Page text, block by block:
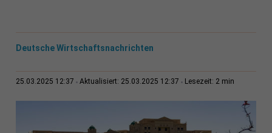
Deutsche Wirtschaftsnachrichten
25.03.2025 12:37 Aktualisiert: 25.03.2025 12:37 Lesezeit: 2 min